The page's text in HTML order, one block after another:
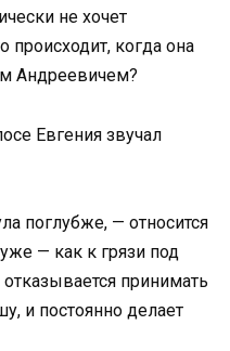
не хочет
происходит, когда она
Андреевичем?
Евгения звучал
поглубже, — относится
— как к грязи под
принимать
и постоянно делает